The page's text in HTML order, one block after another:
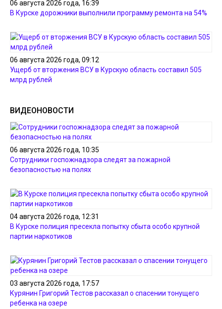
06 августа 2026 года, 16:39
В Курске дорожники выполнили программу ремонта на 54%
06 августа 2026 года, 09:12
Ущерб от вторжения ВСУ в Курскую область составил 505
млрд рублей
ВИДЕОНОВОСТИ
06 августа 2026 года, 10:35
Сотрудники госпожнадзора следят за пожарной
безопасностью на полях
04 августа 2026 года, 12:31
В Курске полиция пресекла попытку сбыта особо крупной
партии наркотиков
03 августа 2026 года, 17:57
Курянин Григорий Тестов рассказал о спасении тонущего
ребенка на озере